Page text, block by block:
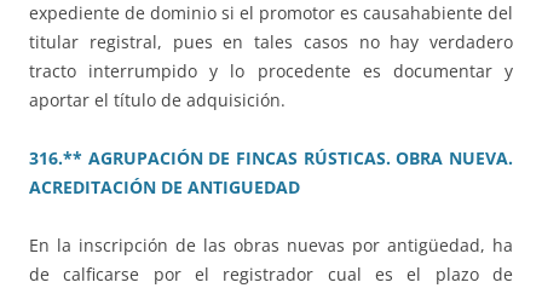
expediente de dominio si el promotor es causahabiente del
titular registral, pues en tales casos no hay verdadero
tracto interrumpido y lo procedente es documentar y
aportar el título de adquisición.
316.** AGRUPACIÓN DE FINCAS RÚSTICAS. OBRA NUEVA.
ACREDITACIÓN DE ANTIGUEDAD
En la inscripción de las obras nuevas por antigüedad, ha
de calficarse por el registrador cual es el plazo de